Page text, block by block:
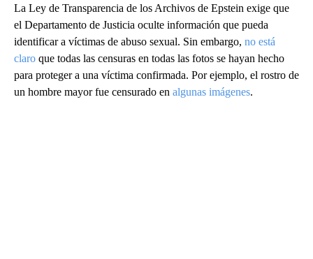
La Ley de Transparencia de los Archivos de Epstein exige que
el Departamento de Justicia oculte información que pueda
identificar a víctimas de abuso sexual. Sin embargo, no está
claro que todas las censuras en todas las fotos se hayan hecho
para proteger a una víctima confirmada. Por ejemplo, el rostro de
un hombre mayor fue censurado en algunas imágenes.